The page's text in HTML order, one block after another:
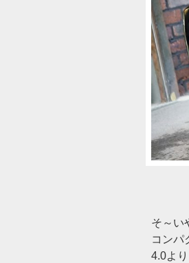
そ～い
コンパ
4.0よ